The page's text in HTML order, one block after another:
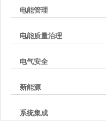
电能管理
电能质量治理
电气安全
新能源
系统集成